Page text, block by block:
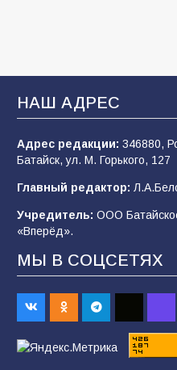
В Батайске
103 04.08.2026
Будет ли
после выборов: в
102 06.08.2026
В детском саду № 35
строительные
спортивного праздника
07.08.2026
НАШ АДРЕС
Адрес редакции: 346880,
Батайск, ул. М. Горького, 127
Главный редактор:
Учредитель: ООО
«Вперёд».
МЫ В СОЦСЕТЯХ